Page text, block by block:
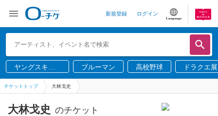
新規登録 ログイン
Language
ヤングスキニ
ー
ブルーマン 高校野球 ドラクエ展
チケットトップ 大林戈史
大林戈史 のチケット